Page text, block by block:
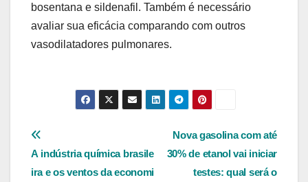
bosentana e sildenafil. Também é necessário
avaliar sua eficácia comparando com outros
vasodilatadores pulmonares.
Navegação
de
Nova gasolina com até
30% de etanol vai iniciar
testes: qual será o
A indústria química brasile
ira e os ventos da economi